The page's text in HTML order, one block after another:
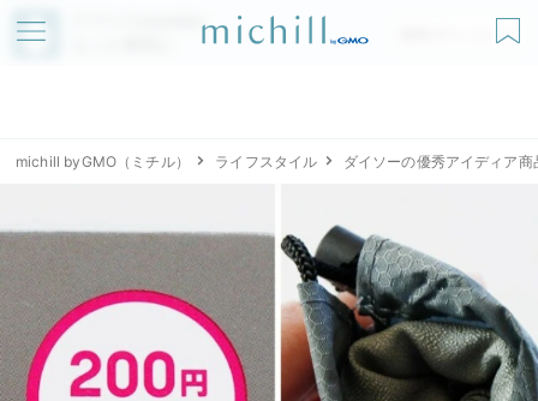
アプリでmichillが
無料ダウンロード
michill byGMO（ミチル） ライフスタイル ダイソーの優秀アイディア商